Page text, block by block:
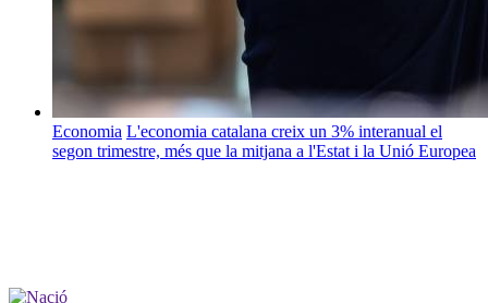
Economia L'economia catalana creix un 3% interanual el
segon trimestre, més que la mitjana a l'Estat i la Unió Europea